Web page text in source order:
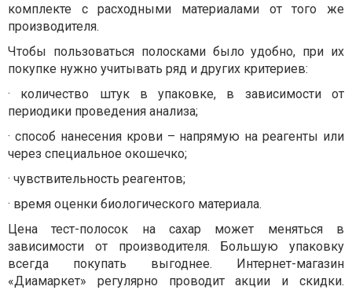
комплекте с расходными материалами от того же
производителя.
Чтобы пользоваться полосками было удобно, при их
покупке нужно учитывать ряд и других критериев:
· количество штук в упаковке, в зависимости от
периодики проведения анализа;
· способ нанесения крови – напрямую на реагенты или
через специальное окошечко;
· чувствительность реагентов;
· время оценки биологического материала.
Цена тест-полосок на сахар может меняться в
зависимости от производителя. Большую упаковку
всегда покупать выгоднее. Интернет-магазин
«Диамаркет» регулярно проводит акции и скидки.